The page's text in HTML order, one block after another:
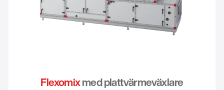
Flexomixmed plattvärmeväxlare